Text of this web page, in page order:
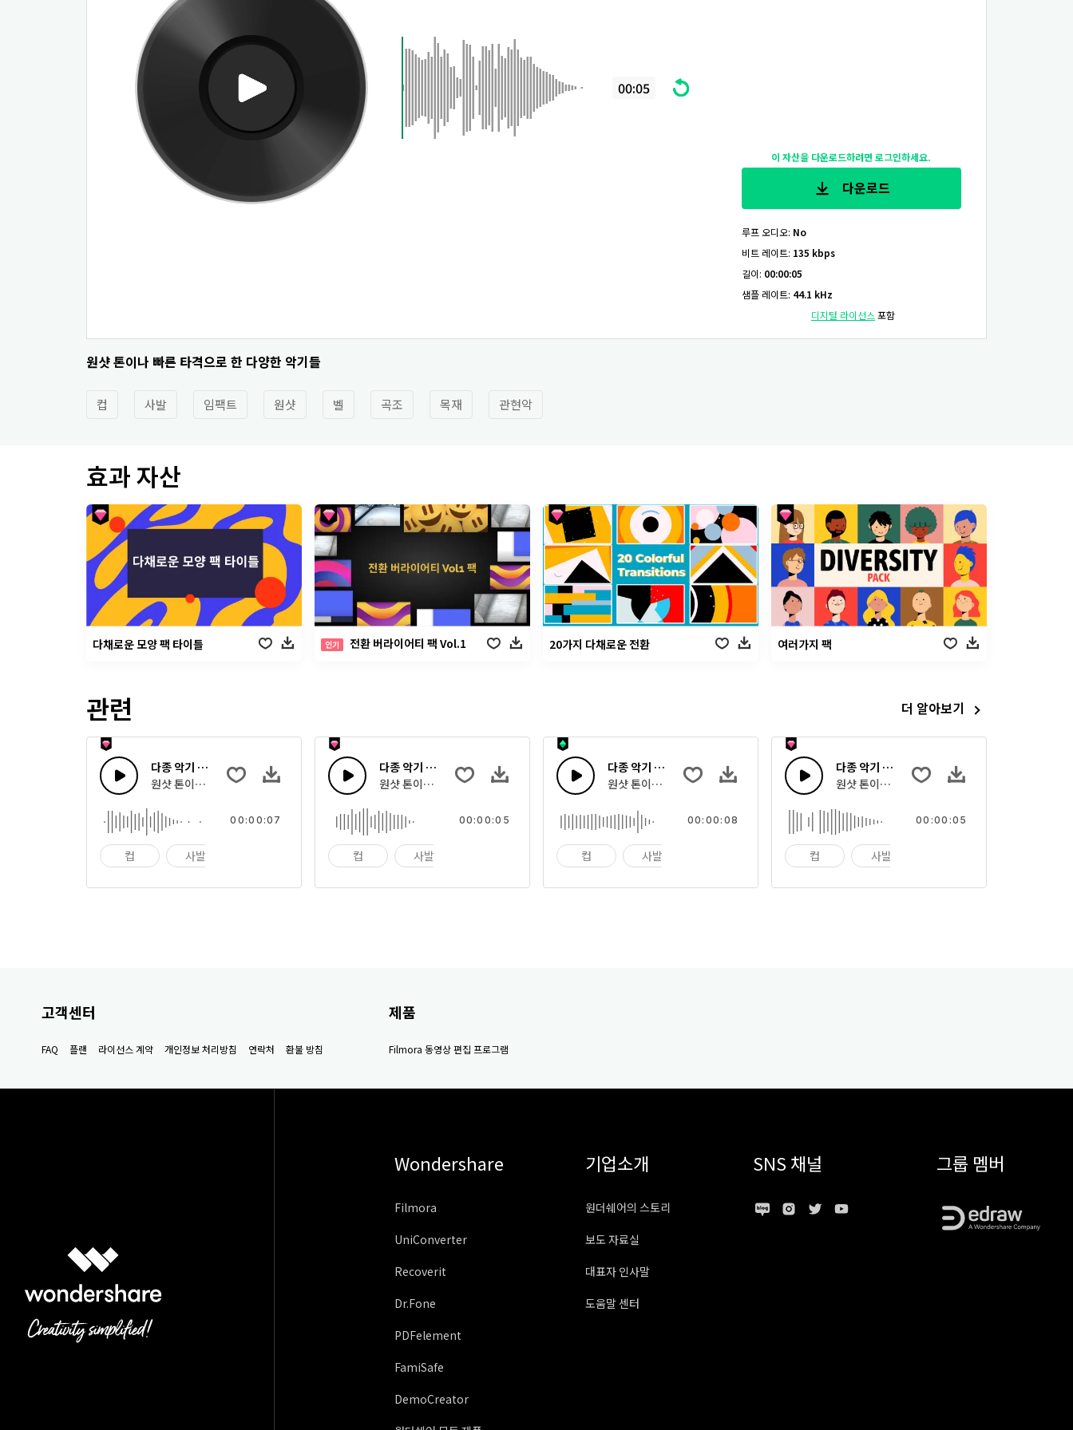
00:05
이 자산을 다운로드하려면 로그인하세요.
다운로드
루프 오디오: No
비트 레이트: 135 kbps
길이: 00:00:05
샘플 레이트: 44.1 kHz
디지털 라이선스 포함
원샷 톤이나 빠른 타격으로 한 다양한 악기들
컵 사발 임팩트 원샷 벨 곡조 목재 관현악
효과 자산
다채로운 모양 팩 타이틀 인기 전환 버라이어티 팩 Vol.1 20가지 다채로운 전환 여러가지 팩
관련 더 알아보기
다종 악기 22
원샷 톤이나 빠른 타격으로 한 다양한 악기들
컵 사발
00:00:07
다종 악기 21
원샷 톤이나 빠른 타격으로 한 다양한 악기들
컵 사발
00:00:05
다종 악기 20
원샷 톤이나 빠른 타격으로 한 다양한 악기들
컵 사발
00:00:08
다종 악기 19
원샷 톤이나 빠른 타격으로 한 다양한 악기들
컵 사발
00:00:05
고객센터
FAQ 플랜 라이선스 계약 개인정보 처리방침 연락처 환불 방침
제품
Filmora 동영상 편집 프로그램
Wondershare
Filmora
UniConverter
Recoverit
Dr.Fone
PDFelement
FamiSafe
DemoCreator
기업소개
원더쉐어의 스토리
보도 자료실
대표자 인사말
도움말 센터
SNS 채널 그룹 멤버